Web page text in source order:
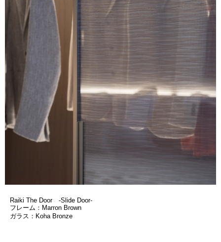
Raiki The Door -Slide Door-
フレーム：Marron Brown
ガラス：Koha Bronze